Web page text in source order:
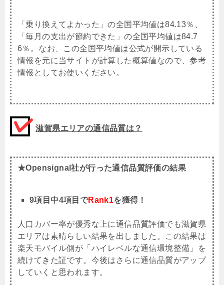
「乗り換えてよかった」の全国平均値は84.13％、
「毎月の支出が節約できた」の全国平均値は84.7
6％。なお、この全国平均値は公式が開示している
情報を元に当サイトが計算した概算値なので、参考
情報としてお使いください。
滋賀県エリアの通信品質は？
★Opensignal社が行った通信品質評価の結果
9項目中4項目でRank1を獲得！
人口カバー率が優秀な上に通信品質評価でも滋賀県
エリアは素晴らしい結果を出しました。この結果は
楽天モバイル側が「ハイレベルな通信環境整備」を
続けてきた証です。今後はさらに通信品質がアップ
していくと思われます。